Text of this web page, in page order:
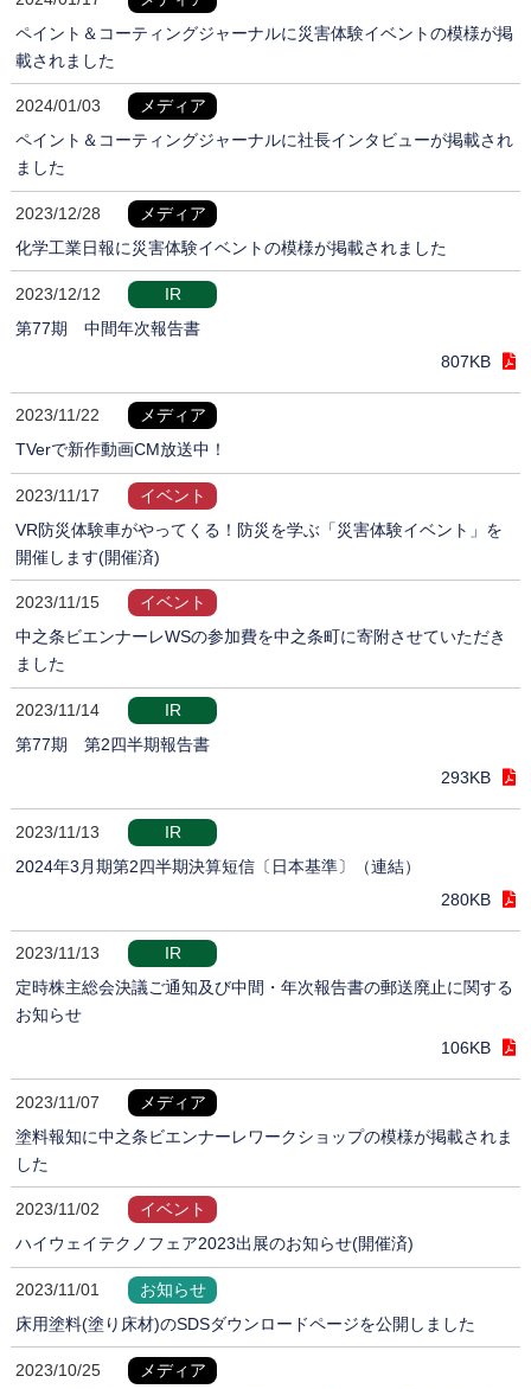
ペイント＆コーティングジャーナルに災害体験イベントの模様が掲
載されました
2024/01/03
メディア
ペイント＆コーティングジャーナルに社長インタビューが掲載され
ました
2023/12/28
メディア
化学工業日報に災害体験イベントの模様が掲載されました
2023/12/12
IR
第77期 中間年次報告書
807KB
2023/11/22
メディア
TVerで新作動画CM放送中！
2023/11/17
イベント
VR防災体験車がやってくる！防災を学ぶ「災害体験イベント」を
開催します(開催済)
2023/11/15
イベント
中之条ビエンナーレWSの参加費を中之条町に寄附させていただき
ました
2023/11/14
IR
第77期 第2四半期報告書
293KB
2023/11/13
IR
2024年3月期第2四半期決算短信〔日本基準〕（連結）
280KB
2023/11/13
IR
定時株主総会決議ご通知及び中間・年次報告書の郵送廃止に関する
お知らせ
106KB
2023/11/07
メディア
塗料報知に中之条ビエンナーレワークショップの模様が掲載されま
した
2023/11/02
イベント
ハイウェイテクノフェア2023出展のお知らせ(開催済)
2023/11/01
お知らせ
床用塗料(塗り床材)のSDSダウンロードページを公開しました
2023/10/25
メディア